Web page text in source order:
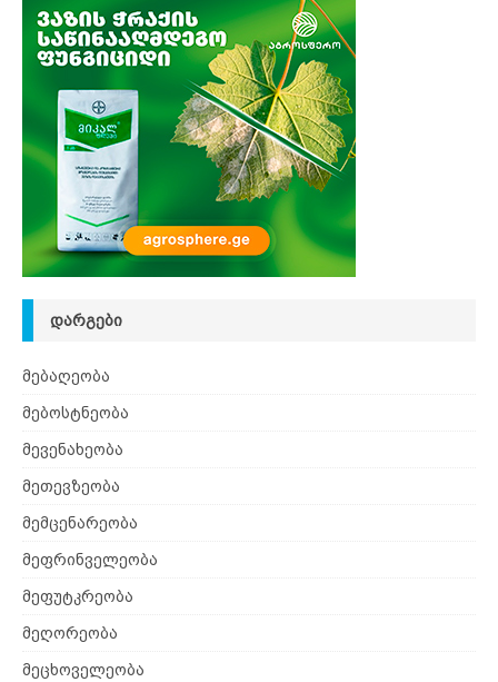
ᲓᲐᲠᲒᲔᲑᲘ
მებაღეობა
მებოსტნეობა
მევენახეობა
მეთევზეობა
მემცენარეობა
მეფრინველეობა
მეფუტკრეობა
მეღორეობა
მეცხოველეობა